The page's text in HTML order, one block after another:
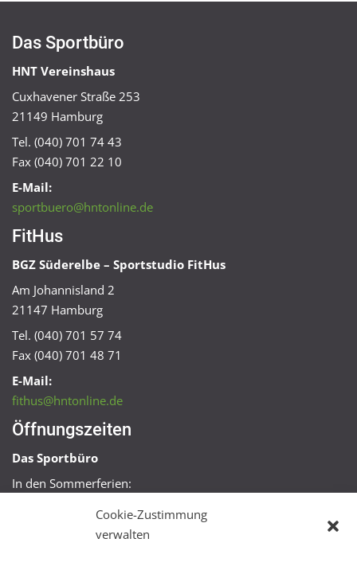
Cookie-Zustimmung
verwalten
Das Sportbüro
HNT Vereinshaus
Cuxhavener Straße 253
21149 Hamburg
Tel. (040) 701 74 43
Fax (040) 701 22 10
E-Mail:
sportbuero@hntonline.de
FitHus
BGZ Süderelbe – Sportstudio FitHus
Am Johannisland 2
21147 Hamburg
Tel. (040) 701 57 74
Fax (040) 701 48 71
E-Mail:
fithus@hntonline.de
Öffnungszeiten
Das Sportbüro
In den Sommerferien:
Mo + Mi 16:00 – 18:00 Uhr